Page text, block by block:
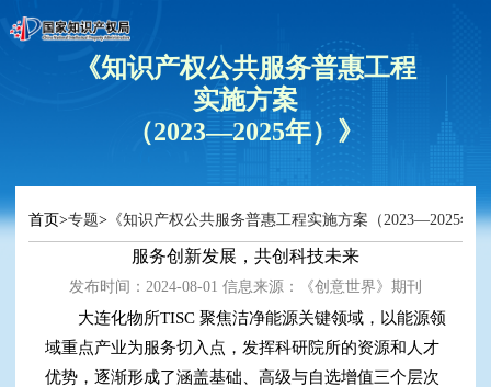
《知识产权公共服务普惠工程
实施方案
（2023—2025年）》
首页>专题>《知识产权公共服务普惠工程实施方案（2023—2025年
服务创新发展，共创科技未来
发布时间：2024-08-01 信息来源： 《创意世界》期刊
大连化物所TISC 聚焦洁净能源关键领域，以能源领
域重点产业为服务切入点，发挥科研院所的资源和人才
优势，逐渐形成了涵盖基础、高级与自选增值三个层次